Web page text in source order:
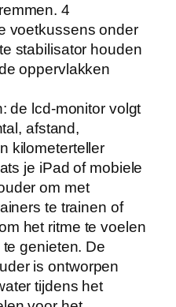
4
voetkussens onder
stabilisator houden
oppervlakken
de lcd-monitor volgt
afstand,
kilometerteller
je iPad of mobiele
om met
te trainen of
het ritme te voelen
genieten. De
is ontworpen
tijdens het